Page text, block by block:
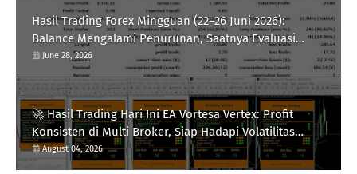
Hasil Trading Forex Mingguan (22–26 Juni 2026):
Balance Mengalami Penurunan, Saatnya Evaluasi
Strategi
June 28, 2026
🚀 Hasil Trading Hari Ini EA Vortesa Vertex: Profit
Konsisten di Multi Broker, Siap Hadapi Volatilitas
XAUUSD
August 04, 2026